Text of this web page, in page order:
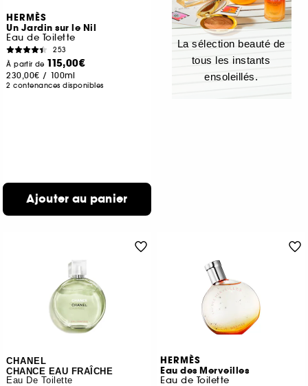
HERMÈS
Un Jardin sur le Nil
Eau de Toilette
253
À partir de 115,00€
230,00€ / 100ml
2 contenances disponibles
Ajouter au panier
La sélection beauté de
tous les instants
ensoleillés.
CHANEL
CHANCE EAU FRAÎCHE
Eau De Toilette
HERMÈS
Eau des Merveilles
Eau de Toilette